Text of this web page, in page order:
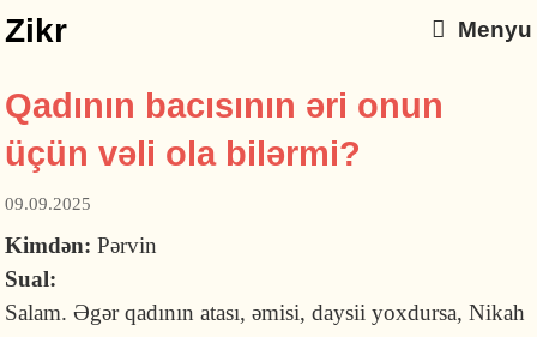
Zikr Menyu
Qadının bacısının əri onun
üçün vəli ola bilərmi?
09.09.2025
Kimdən:Pərvin
Sual:
Salam. Əgər qadının atası, əmisi, daysii yoxdursa, Nikah